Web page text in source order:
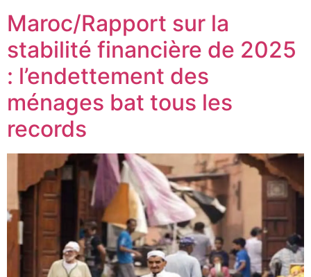
Maroc/Rapport sur la
stabilité financière de 2025
: l’endettement des
ménages bat tous les
records